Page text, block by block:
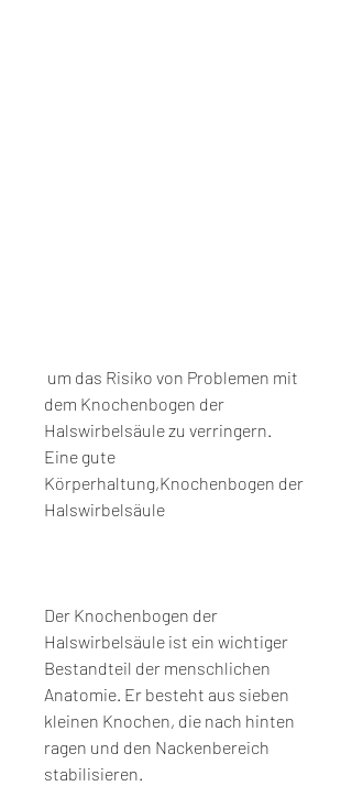
dem Knochenbogen der
Halswirbelsäule zu verringern.
Eine gute
Körperhaltung,Knochenbogen der
Halswirbelsäule
Der Knochenbogen der
Halswirbelsäule ist ein wichtiger
Bestandteil der menschlichen
Anatomie. Er besteht aus sieben
kleinen Knochen, die nach hinten
ragen und den Nackenbereich
stabilisieren.